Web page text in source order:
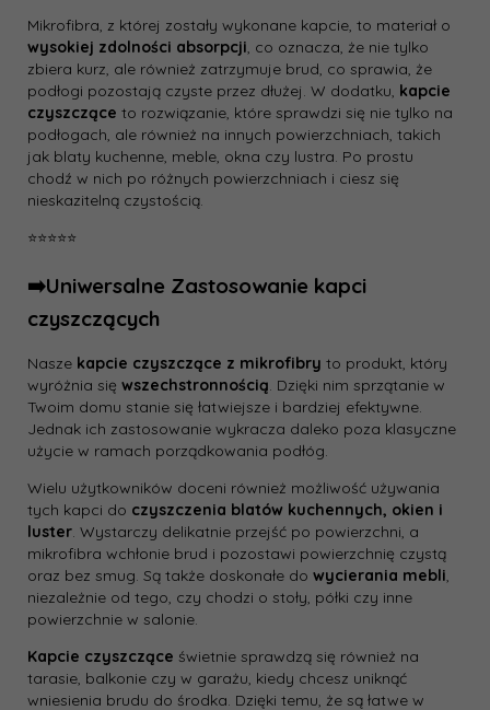
Mikrofibra, z której zostały wykonane kapcie, to materiał o
wysokiej zdolności absorpcji, co oznacza, że nie tylko
zbiera kurz, ale również zatrzymuje brud, co sprawia, że
podłogi pozostają czyste przez dłużej. W dodatku, kapcie
czyszczące to rozwiązanie, które sprawdzi się nie tylko na
podłogach, ale również na innych powierzchniach, takich
jak blaty kuchenne, meble, okna czy lustra. Po prostu
chodź w nich po różnych powierzchniach i ciesz się
nieskazitelną czystością.
⭐⭐⭐⭐⭐
➡️Uniwersalne Zastosowanie kapci
czyszczących
Nasze kapcie czyszczące z mikrofibry to produkt, który
wyróżnia się wszechstronnością. Dzięki nim sprzątanie w
Twoim domu stanie się łatwiejsze i bardziej efektywne.
Jednak ich zastosowanie wykracza daleko poza klasyczne
użycie w ramach porządkowania podłóg.
Wielu użytkowników doceni również możliwość używania
tych kapci do czyszczenia blatów kuchennych, okien i
luster. Wystarczy delikatnie przejść po powierzchni, a
mikrofibra wchłonie brud i pozostawi powierzchnię czystą
oraz bez smug. Są także doskonałe do wycierania mebli,
niezależnie od tego, czy chodzi o stoły, półki czy inne
powierzchnie w salonie.
Kapcie czyszczące świetnie sprawdzą się również na
tarasie, balkonie czy w garażu, kiedy chcesz uniknąć
wniesienia brudu do środka. Dzięki temu, że są łatwe w